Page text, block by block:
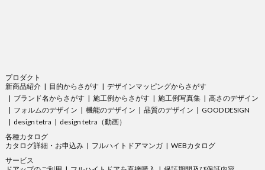
プロダクト
新商品紹介
目的からさがす
デザインマッピングからさがす
ブランド名からさがす
施工例からさがす 施工例写真集
高さのデザイン
フォルムのデザイン
機能のデザイン 品質のデザイン
GOOD DESIGN
design tetra
design tetra（動画）
各種カタログ
カタログ詳細・お申込み
フルハイトドアマンガ
WEBカタログ
サービス